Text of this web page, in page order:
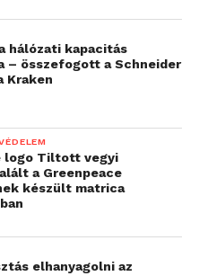
hálózati kapacitás
– összefogott a Schneider
Kraken
logo Tiltott vegyi
a Greenpeace
készült matrica
elhanyagolni az